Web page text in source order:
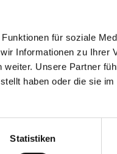
für soziale
Informationen zu Ihrer
Unsere Partner
haben oder die sie
Statistiken